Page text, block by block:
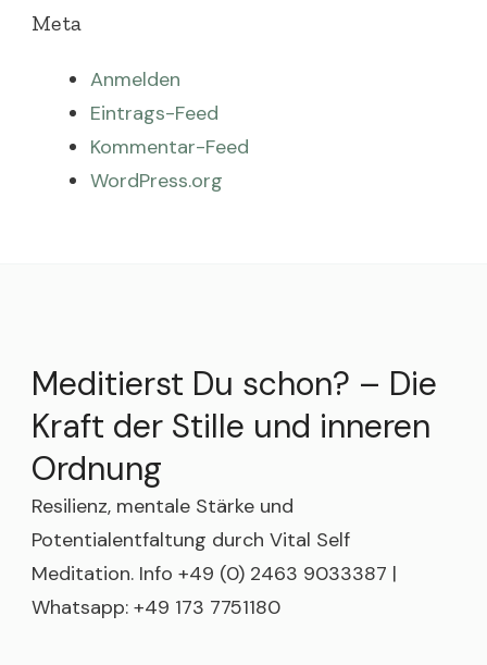
Meta
Anmelden
Eintrags-Feed
Kommentar-Feed
WordPress.org
Meditierst Du schon? – Die
Kraft der Stille und inneren
Ordnung
Resilienz, mentale Stärke und
Potentialentfaltung durch Vital Self
Meditation. Info +49 (0) 2463 9033387 |
Whatsapp: +49 173 7751180